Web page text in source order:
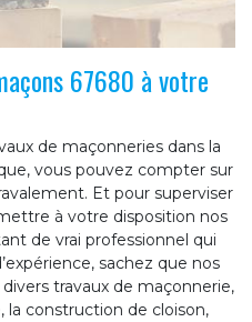
67680 à votre
de maçonneries dans la
vous pouvez compter sur
Et pour superviser
à votre disposition nos
de vrai professionnel qui
sachez que nos
travaux de maçonnerie,
la construction de cloison,